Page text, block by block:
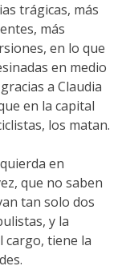
trágicas, más
más
en lo que
en medio
a Claudia
en la capital
los matan.
en
que no saben
tan solo dos
y la
cargo, tiene la